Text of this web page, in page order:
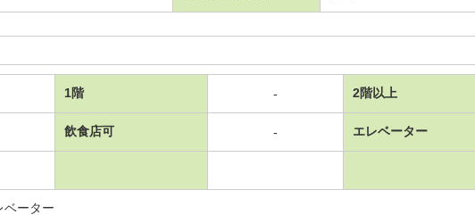
1階 - 2階以上
飲食店可 - エレベーター
ベーター